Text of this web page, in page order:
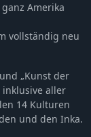
Amerika
vollständig neu
„Kunst der
aller
14 Kulturen
und den Inka.